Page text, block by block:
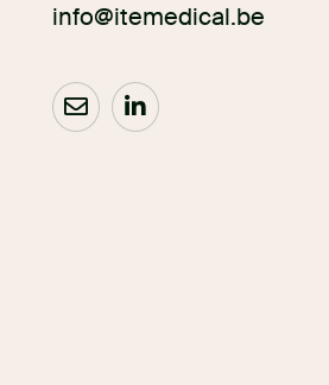
info@itemedical.be